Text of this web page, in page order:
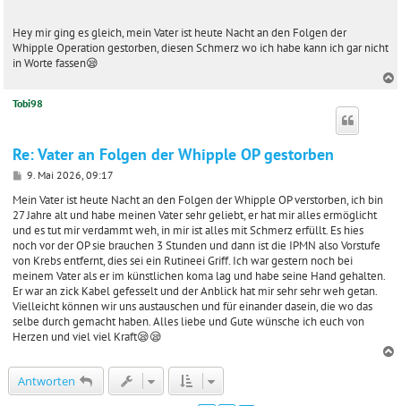
Hey mir ging es gleich, mein Vater ist heute Nacht an den Folgen der
Whipple Operation gestorben, diesen Schmerz wo ich habe kann ich gar nicht
in Worte fassen😪
Tobi98
Re: Vater an Folgen der Whipple OP gestorben
B
i
t
a
g
9. Mai 2026, 09:17
Mein Vater ist heute Nacht an den Folgen der Whipple OP verstorben, ich bin
27 Jahre alt und habe meinen Vater sehr geliebt, er hat mir alles ermöglicht
und es tut mir verdammt weh, in mir ist alles mit Schmerz erfüllt. Es hies
noch vor der OP sie brauchen 3 Stunden und dann ist die IPMN also Vorstufe
von Krebs entfernt, dies sei ein Rutineei Griff. Ich war gestern noch bei
meinem Vater als er im künstlichen koma lag und habe seine Hand gehalten.
Er war an zick Kabel gefesselt und der Anblick hat mir sehr sehr weh getan.
Vielleicht können wir uns austauschen und für einander dasein, die wo das
selbe durch gemacht haben. Alles liebe und Gute wünsche ich euch von
Herzen und viel viel Kraft😪😪
Antworten